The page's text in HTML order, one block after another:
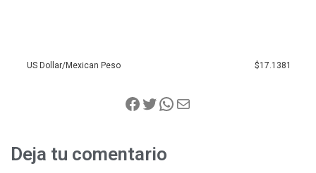
US Dollar/Mexican Peso $17.1381
Deja tu comentario